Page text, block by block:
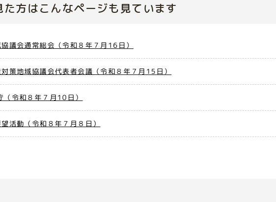
方はこんなページも見ています
議会通常総会（令和８年７月16日）
策地域協議会代表者会議（令和８年７月15日）
令和８年７月10日）
活動（令和８年７月８日）